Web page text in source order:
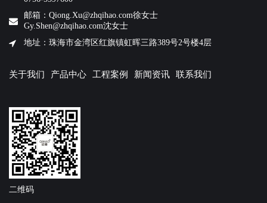
邮箱：Qiong.Xu@zhqihao.com徐女士
Gy.Shen@zhqihao.com沈女士
地址：珠海市金湾区红旗镇虹晖三路389号2号楼4层
关于我们 产品中心 工程案例 新闻资讯 联系我们
二维码